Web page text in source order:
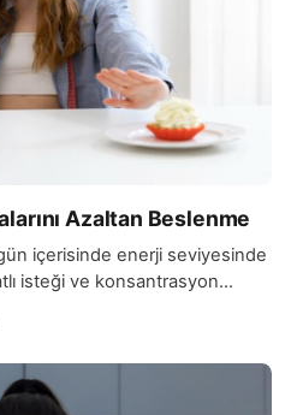
Azaltan Beslenme
içerisinde enerji seviyesinde
isteği ve konsantrasyon